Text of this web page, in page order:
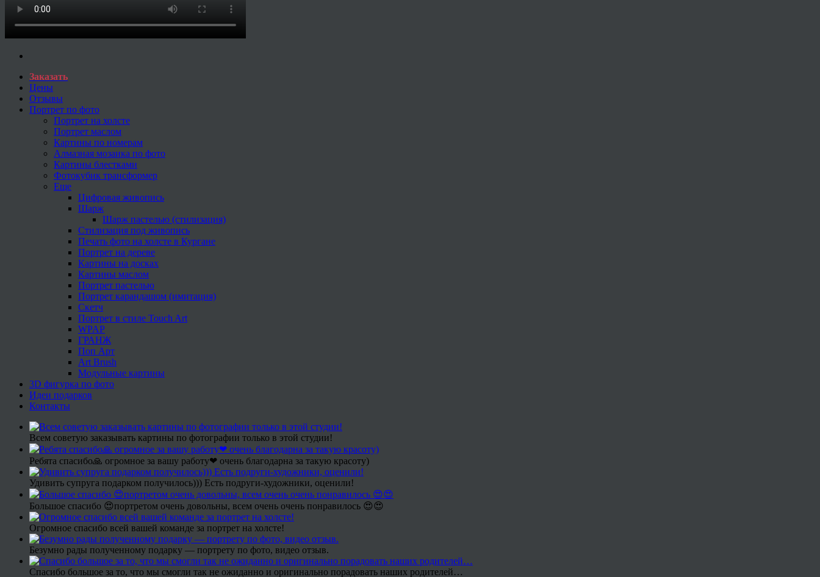
Заказать
Цены
Отзывы
Портрет по фото
Портрет на холсте
Портрет маслом
Картины по номерам
Алмазная мозаика по фото
Картины блестками
Фотокубик трансформер
Еще
Цифровая живопись
Шарж
Шарж пастелью (стилизация)
Стилизация под живопись
Печать фото на холсте в Кургане
Портрет на дереве
Картины на досках
Картины маслом
Портрет пастелью
Портрет карандашом (имитация)
Скетч
Портрет в стиле Touch Art
WPAP
ГРАНЖ
Поп Арт
Art Brush
Модульные картины
3D фигурка по фото
Идеи подарков
Контакты
Всем советую заказывать картины по фотографии только в этой студии!
Ребята спасибо🙏 огромное за вашу работу❤ очень благодарна за такую красоту)
Удивить супруга подарком получилось))) Есть подруги-художники, оценили!
Большое спасибо 😍портретом очень довольны, всем очень очень понравилось 😍😍
Огромное спасибо всей вашей команде за портрет на холсте!
Безумно рады полученному подарку — портрету по фото, видео отзыв.
Спасибо большое за то, что мы смогли так не ожиданно и оригинально порадовать наших родителей…